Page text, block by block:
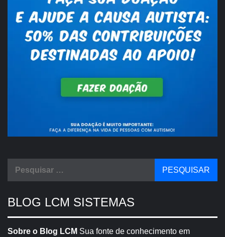
BLOG LCM SISTEMAS
Sobre o Blog LCM Sua fonte de conhecimento em